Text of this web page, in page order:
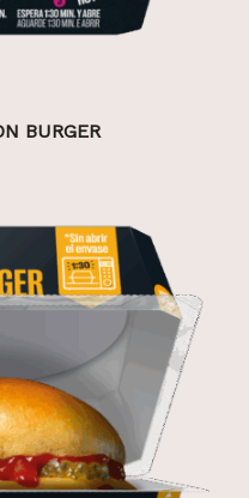
BURGER